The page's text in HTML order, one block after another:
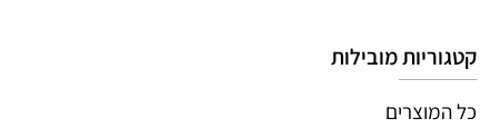
קטגוריות מובילות
כל המוצרים